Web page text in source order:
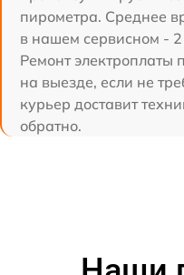
пирометра. Среднее
в нашем сервисном - 2
Ремонт электроплаты
на выезде, если не
курьер доставит
обратно.